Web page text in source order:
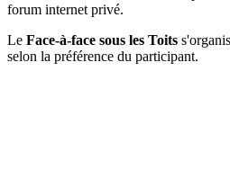
forum internet privé.
Le Face-à-face sous les Toits
selon la préférence du participant.